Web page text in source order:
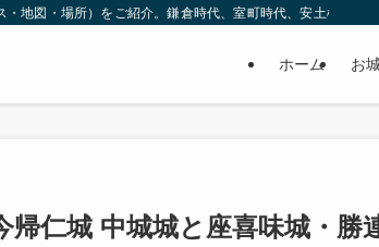
地図・場所）をご紹介。鎌倉時代、室町時代、安土桃山時
ホーム お
帰仁城 中城城と座喜味城・勝